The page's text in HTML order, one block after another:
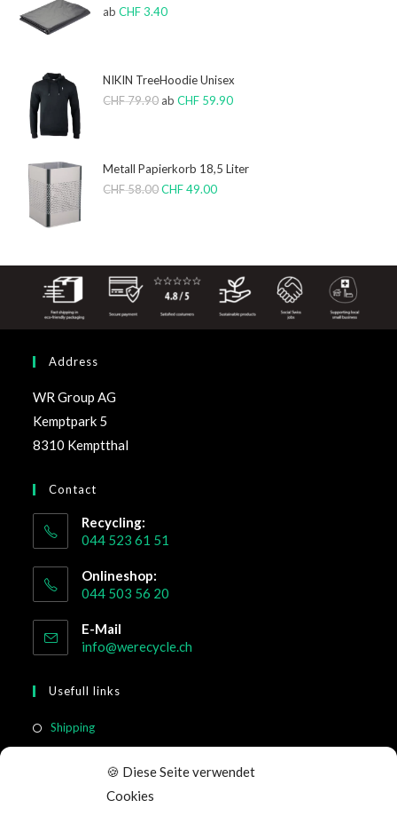
🍪 Diese Seite verwendet
Cookies
abCHF3.40
NIKIN TreeHoodie Unisex
CHF79.90 abCHF 59.90
Metall Papierkorb 18,5 Liter
CHF58.00 CHF49.00
Address
WR Group AG
Kemptpark 5
8310 Kemptthal
Contact
Recycling:
044 523 61 51
Onlineshop:
044 503 56 20
E-Mail
info@werecycle.ch
Usefull links
Shipping